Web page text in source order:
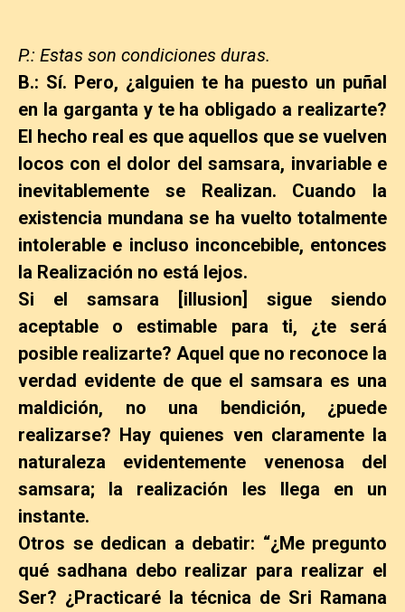
P.: Estas son condiciones duras.
B.: Sí. Pero, ¿alguien te ha puesto un puñal
en la garganta y te ha obligado a realizarte?
El hecho real es que aquellos que se vuelven
locos con el dolor del samsara, invariable e
inevitablemente se Realizan. Cuando la
existencia mundana se ha vuelto totalmente
intolerable e incluso inconcebible, entonces
la Realización no está lejos.
Si el samsara [illusion] sigue siendo
aceptable o estimable para ti, ¿te será
posible realizarte? Aquel que no reconoce la
verdad evidente de que el samsara es una
maldición, no una bendición, ¿puede
realizarse? Hay quienes ven claramente la
naturaleza evidentemente venenosa del
samsara; la realización les llega en un
instante.
Otros se dedican a debatir: “¿Me pregunto
qué sadhana debo realizar para realizar el
Ser? ¿Practicaré la técnica de Sri Ramana